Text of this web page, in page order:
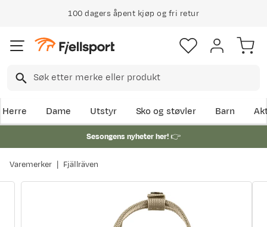
100 dagers åpent kjøp og fri retur
Herre Dame Utstyr Sko og støvler Barn
Sesongens nyheter her!👉
Varemerker Fjällräven